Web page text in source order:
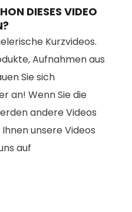
DIESES VIDEO
Kurzvideos.
Aufnahmen aus
Sie sich
an! Wenn Sie die
andere Videos
unsere Videos
auf